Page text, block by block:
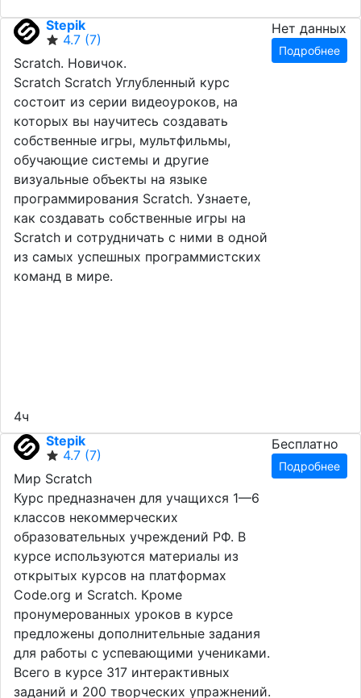
Stepik
4.7 (7)
Scratch. Новичок.
Scratch Scratch Углубленный курс
состоит из серии видеоуроков, на
которых вы научитесь создавать
собственные игры, мультфильмы,
обучающие системы и другие
визуальные объекты на языке
программирования Scratch. Узнаете,
как создавать собственные игры на
Scratch и сотрудничать с ними в одной
из самых успешных программистских
команд в мире.
4ч
Нет данных
Подробнее
Stepik
4.7 (7)
Мир Scratch
Курс предназначен для учащихся 1—6
классов некоммерческих
образовательных учреждений РФ. В
курсе используются материалы из
открытых курсов на платформах
Code.org и Scratch. Кроме
пронумерованных уроков в курсе
предложены дополнительные задания
для работы с успевающими учениками.
Всего в курсе 317 интерактивных
заданий и 200 творческих упражнений.
Бесплатно
Подробнее